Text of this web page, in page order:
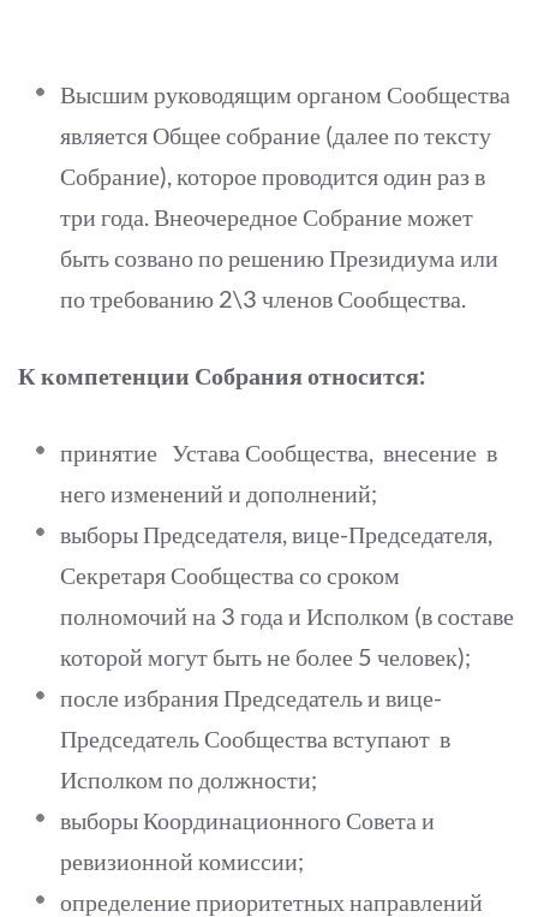
Высшим руководящим органом Сообщества
является Общее собрание (далее по тексту
Собрание), которое проводится один раз в
три года. Внеочередное Собрание может
быть созвано по решению Президиума или
по требованию 2\3 членов Сообщества.
К компетенции Собрания относится:
принятие Устава Сообщества, внесение в
него изменений и дополнений;
выборы Председателя, вице-Председателя,
Секретаря Сообщества со сроком
полномочий на 3 года и Исполком (в составе
которой могут быть не более 5 человек);
после избрания Председатель и вице-
Председатель Сообщества вступают в
Исполком по должности;
выборы Координационного Совета и
ревизионной комиссии;
определение приоритетных направлений